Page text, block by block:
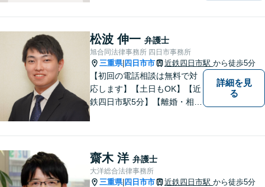
さい。
松波 伸一 弁護士
旭合同法律事務所 四日市事務所
三重県| 四日市市 近鉄四日市駅 から徒歩5分
【初回の電話相談は無料で対
応します】【土日もOK】【近
鉄四日市駅5分】【離婚・相続
刑事事件全般】双方ともに納
得する解決を目指します【交
通事故】示談金の増額に向け
詳細を見
る
齋木 洋 弁護士
大洋総合法律事務所
三重県| 四日市市 近鉄四日市駅 から徒歩5分